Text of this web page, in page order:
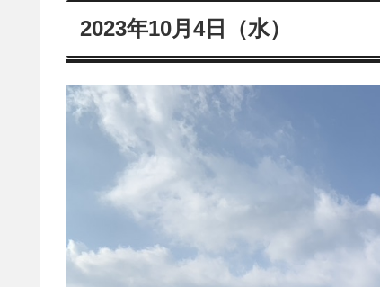
2023年10月4日（水）